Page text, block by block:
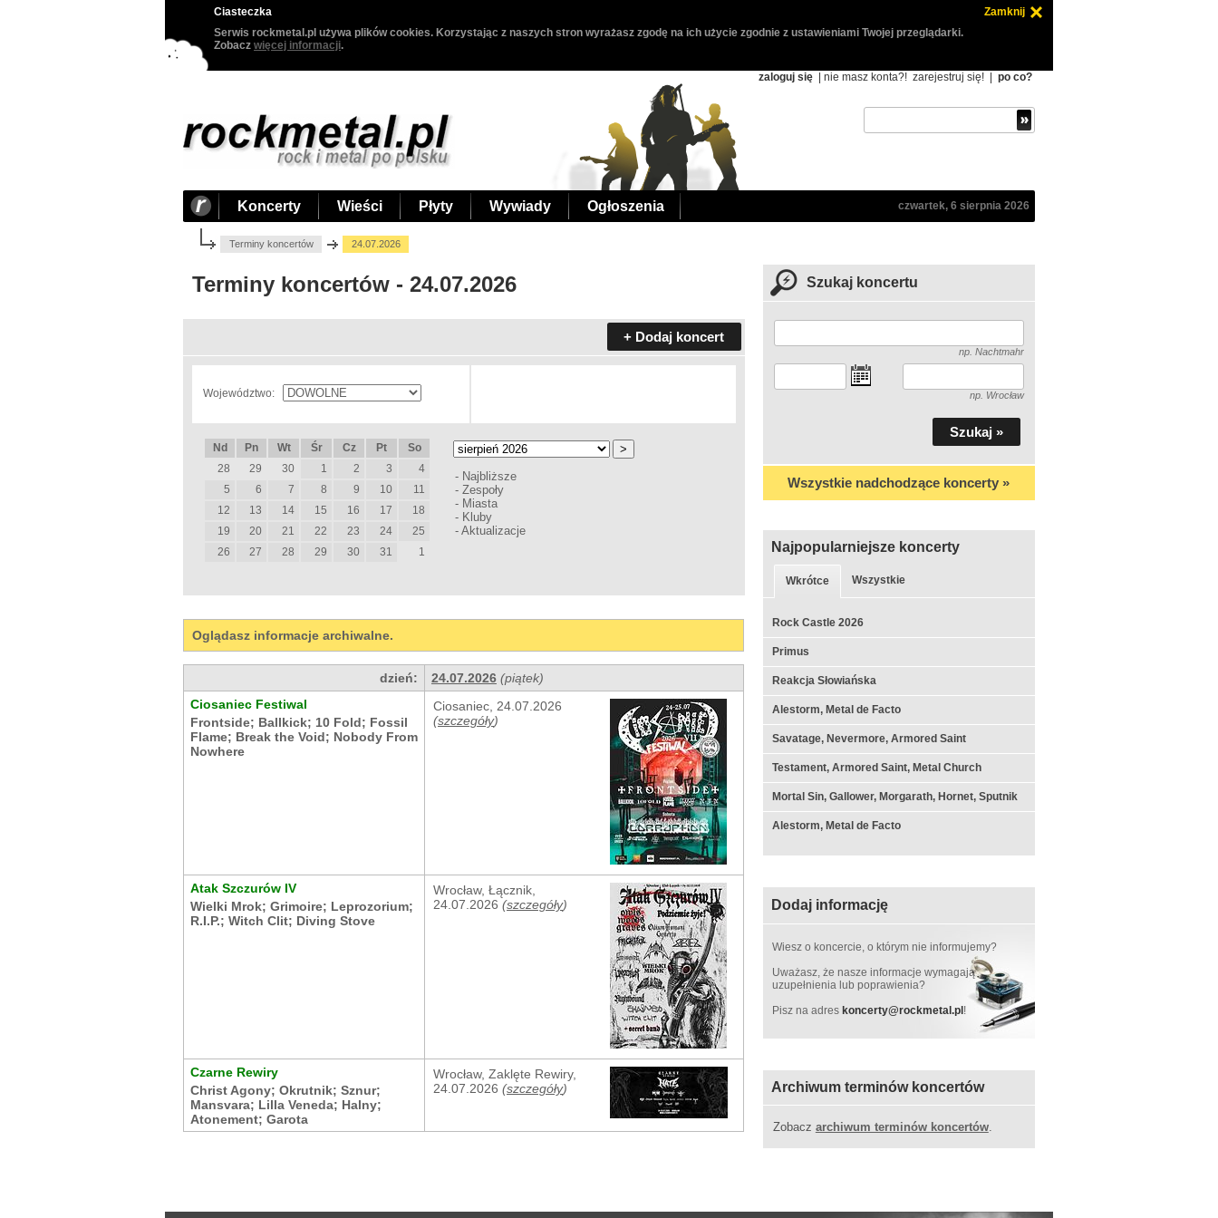
Ciasteczka
Zamknij
Serwis rockmetal.pl używa plików cookies. Korzystając z naszych stron wyrażasz zgodę na ich użycie zgodnie z ustawieniami Twojej przeglądarki.
Zobacz więcej informacji.
zaloguj się | nie masz konta?! zarejestruj się! po co?
Koncerty Wieści Płyty Wywiady Ogłoszenia czwartek, 6 sierpnia 2026
Terminy koncertów 24.07.2026
Terminy koncertów - 24.07.2026
+ Dodaj koncert
Województwo:
Nd Pn Wt Śr Cz Pt
So
28
29 30 1 2 3
4
5
6 7 8 9 10
11
12
13 14 15 16 17
18
19
20 21 22 23 24
25
26
27 28 29 30 31 1
- Najbliższe
- Zespoły
- Miasta
- Kluby
- Aktualizacje
Oglądasz informacje archiwalne.
dzień: 24.07.2026 (piątek)
Ciosaniec Festiwal
Frontside; Ballkick; 10 Fold; Fossil
Flame; Break the Void; Nobody From
Nowhere
Ciosaniec, 24.07.2026
(szczegóły)
Atak Szczurów IV
Wielki Mrok; Grimoire; Leprozorium;
R.I.P.; Witch Clit; Diving Stove
Wrocław, Łącznik,
24.07.2026 (szczegóły)
Czarne Rewiry
Christ Agony; Okrutnik; Sznur;
Mansvara; Lilla Veneda; Halny;
Atonement; Garota
Wrocław, Zaklęte Rewiry,
24.07.2026 (szczegóły)
Szukaj koncertu
np. Nachtmahr
np. Wrocław
Wszystkie nadchodzące koncerty »
Najpopularniejsze koncerty
Wkrótce Wszystkie
Rock Castle 2026
Primus
Reakcja Słowiańska
Alestorm, Metal de Facto
Savatage, Nevermore, Armored Saint
Testament, Armored Saint, Metal Church
Mortal Sin, Gallower, Morgarath, Hornet, Sputnik
Alestorm, Metal de Facto
Dodaj informację
Wiesz o koncercie, o którym nie informujemy?
Uważasz, że nasze informacje wymagają
uzupełnienia lub poprawienia?
Pisz na adres koncerty@rockmetal.pl!
Archiwum terminów koncertów
Zobacz archiwum terminów koncertów.